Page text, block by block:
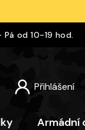
od 10-19 hod.
Armádní